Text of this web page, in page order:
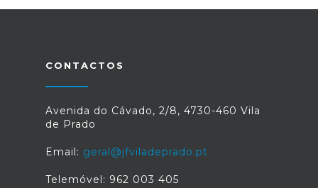
CONTACTOS
Avenida do Cávado, 2/8, 4730-460 Vila
de Prado
Email: geral@jfviladeprado.pt
Telemóvel: 962 003 405